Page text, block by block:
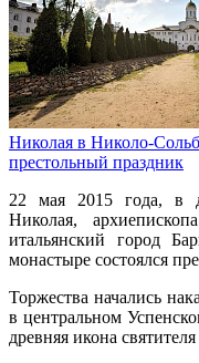
Николая в Николо-
престольный праздник
22 мая 2015 года, в
Николая,
итальянский город
монастыре состоялся
Торжества начались
в центральном
древняя икона